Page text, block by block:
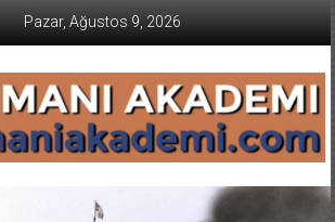
Pazar, Ağustos 9, 2026